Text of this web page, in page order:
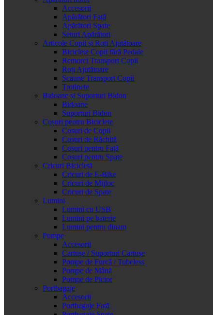
Accesorii
Apărători Față
Apărători Spate
Seturi Apărători
Articole Copii și Roți Ajutătoare
Biciclete Copii fără Pedale
Remorci Transport Copii
Roți Ajutătoare
Scaune Transport Copii
Trotinete
Bidoane și Suporturi Bidon
Bidoane
Suporturi Bidon
Coșuri pentru Biciclete
Cosuri de Copii
Coșuri de Răchită
Coșuri pentru Față
Coșuri pentru Spate
Cricuri Bicicletă
Cricuri de E-Bike
Cricuri de Mijloc
Cricuri de Spate
Lumini
Lumini cu USB
Lumini pe baterie
Lumini pentru dinam
Pompe
Accesorii
Cartușe / Suporturi Cartușe
Pompe de Furcă / Tubeless
Pompe de Mână
Pompe de Picior
Portbagaje
Accesorii
Portbagaje Față